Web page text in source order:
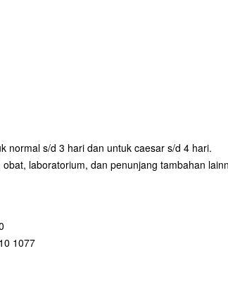
normal s/d 3 hari dan untuk caesar s/d 4 hari.
laboratorium, dan penunjang tambahan
1077